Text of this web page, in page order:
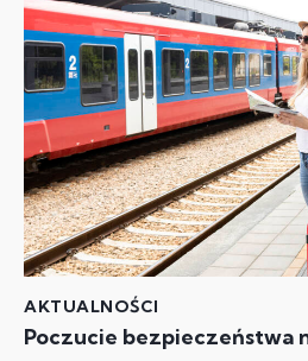
AKTUALNOŚCI
Poczucie bezpieczeństwa